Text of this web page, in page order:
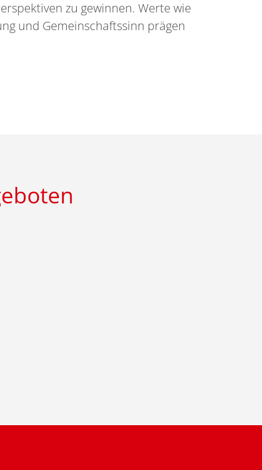
zu gewinnen. Werte wie
und Gemeinschaftssinn prägen